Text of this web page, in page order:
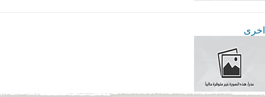
اخرى